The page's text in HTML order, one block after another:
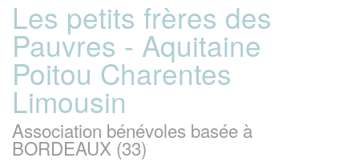
Les petits frères des
Pauvres - Aquitaine
Poitou Charentes
Limousin
Association bénévoles basée à
BORDEAUX (33)